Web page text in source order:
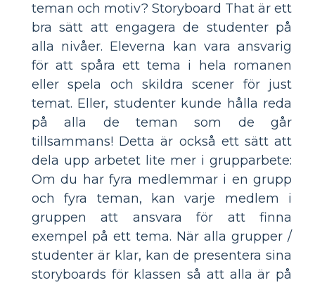
teman och motiv? Storyboard That är ett
bra sätt att engagera de studenter på
alla nivåer. Eleverna kan vara ansvarig
för att spåra ett tema i hela romanen
eller spela och skildra scener för just
temat. Eller, studenter kunde hålla reda
på alla de teman som de går
tillsammans! Detta är också ett sätt att
dela upp arbetet lite mer i grupparbete:
Om du har fyra medlemmar i en grupp
och fyra teman, kan varje medlem i
gruppen att ansvara för att finna
exempel på ett tema. När alla grupper /
studenter är klar, kan de presentera sina
storyboards för klassen så att alla är på